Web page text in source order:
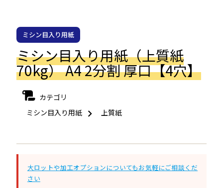
ミシン目入り用紙
ミシン目入り用紙（上質紙
70kg） A4 2分割 厚口【4穴】
カテゴリ
ミシン目入り用紙
上質紙
大ロットや加工オプションについてもお気軽にご相談くだ
さい